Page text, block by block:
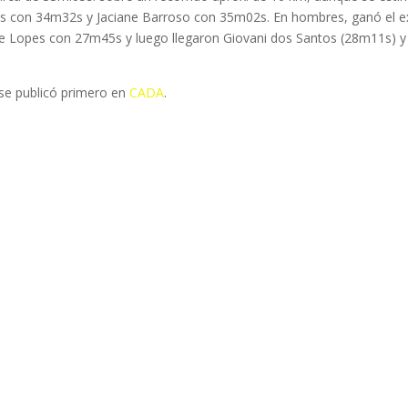
con 34m32s y Jaciane Barroso con 35m02s. En hombres, ganó el
con 27m45s y luego llegaron Giovani dos Santos (28m11s) y
publicó primero enCADA.